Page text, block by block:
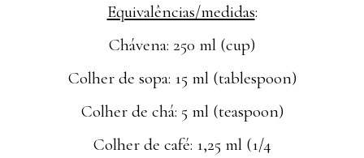
Equivalências/medidas:
Chávena: 250 ml (cup)
Colher de sopa: 15 ml (tablespoon)
Colher de chá: 5 ml (teaspoon)
Colher de café: 1,25 ml (1/4